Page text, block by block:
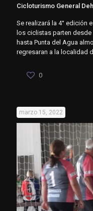
Cicloturismo General
Se realizará la 4° edición
los ciclistas parten
hasta Punta del Agua
regresaran a la localidad
0
marzo 15, 2022